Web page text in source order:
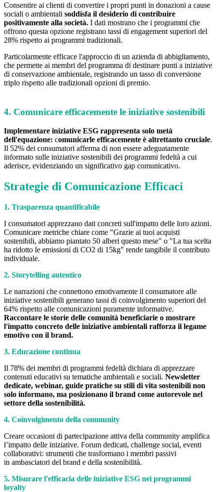
Consentire ai clienti di convertire i propri punti in donazioni a cause
sociali o ambientali soddisfa il desiderio di contribuire
positivamente alla società. I dati mostrano che i programmi che
offrono questa opzione registrano tassi di engagement superiori del
28% rispetto ai programmi tradizionali.
Particolarmente efficace l'approccio di un azienda di abbigliamento,
che permette ai membri del programma di destinare punti a iniziative
di conservazione ambientale, registrando un tasso di conversione
triplo rispetto alle tradizionali opzioni di premio.
4. Comunicare efficacemente le iniziative sostenibili
Implementare iniziative ESG rappresenta solo metà
dell'equazione: comunicarle efficacemente è altrettanto cruciale.
Il 52% dei consumatori afferma di non essere adeguatamente
informato sulle iniziative sostenibili dei programmi fedeltà a cui
aderisce, evidenziando un significativo gap comunicativo.
Strategie di Comunicazione Efficaci
1. Trasparenza quantificabile
I consumatori apprezzano dati concreti sull'impatto delle loro azioni.
Comunicare metriche chiare come "Grazie ai tuoi acquisti
sostenibili, abbiamo piantato 50 alberi questo mese" o "La tua scelta
ha ridotto le emissioni di CO2 di 15kg" rende tangibile il contributo
individuale.
2. Storytelling autentico
Le narrazioni che connettono emotivamente il consumatore alle
iniziative sostenibili generano tassi di coinvolgimento superiori del
64% rispetto alle comunicazioni puramente informative.
Raccontare le storie delle comunità beneficiarie o mostrare
l'impatto concreto delle iniziative ambientali rafforza il legame
emotivo con il brand.
3. Educazione continua
Il 78% dei membri di programmi fedeltà dichiara di apprezzare
contenuti educativi su tematiche ambientali e sociali. Newsletter
dedicate, webinar, guide pratiche su stili di vita sostenibili non
solo informano, ma posizionano il brand come autorevole nel
settore della sostenibilità.
4. Coinvolgimento della community
Creare occasioni di partecipazione attiva della community amplifica
l’impatto delle iniziative. Forum dedicati, challenge social, eventi
collaborativi: strumenti che trasformano i membri passivi
in ambasciatori del brand e della sostenibilità.
5. Misurare l'efficacia delle iniziative ESG nei programmi
loyalty